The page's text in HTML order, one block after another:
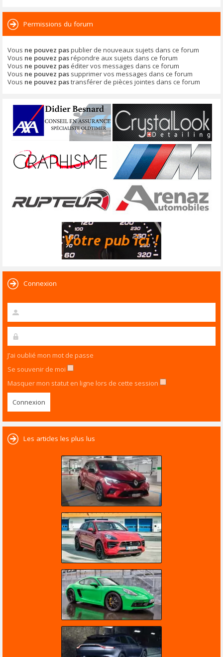
Permissions du forum
Vous ne pouvez paspublier de nouveaux sujets dans ce forum
Vous ne pouvez pasrépondre aux sujets dans ce forum
Vous ne pouvez pas éditer vos messages dans ce forum
Vous ne pouvez pas supprimer vos messages dans ce forum
Vous ne pouvez pastransférer de pièces jointes dans ce forum
Connexion
J’ai oublié mon mot de passe
Se souvenir de moi
Masquer mon statut en ligne lors de cette session
Les articles les plus lus